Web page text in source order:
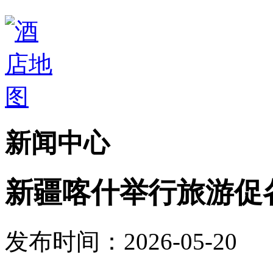
新闻中心
新疆喀什举行旅游
发布时间：2026-05-20